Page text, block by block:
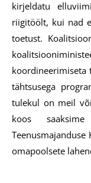
kirjeldatu
riigitöölt, kui nad
toetust.
koordineerimiseta
tähtsusega
tulekul on meil
koos
omapoolsete